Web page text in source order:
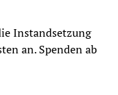
Instandsetzung
an. Spenden ab